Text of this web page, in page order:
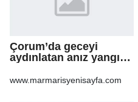
Çorum’da geceyi
aydınlatan anız yangını
www.marmarisyenisayfa.com